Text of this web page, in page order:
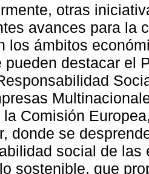
otras
avances para la
los ámbitos
pueden destacar el
la Comisión
donde se
social de las
sostenible, que